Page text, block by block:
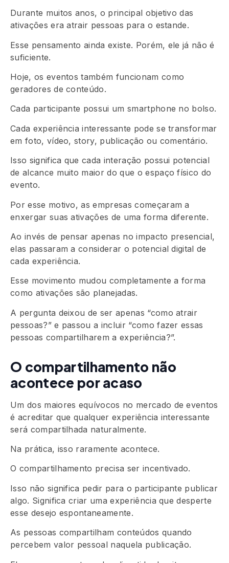
Durante muitos anos, o principal objetivo das
ativações era atrair pessoas para o estande.
Esse pensamento ainda existe. Porém, ele já não é
suficiente.
Hoje, os eventos também funcionam como
geradores de conteúdo.
Cada participante possui um smartphone no bolso.
Cada experiência interessante pode se transformar
em foto, vídeo, story, publicação ou comentário.
Isso significa que cada interação possui potencial
de alcance muito maior do que o espaço físico do
evento.
Por esse motivo, as empresas começaram a
enxergar suas ativações de uma forma diferente.
Ao invés de pensar apenas no impacto presencial,
elas passaram a considerar o potencial digital de
cada experiência.
Esse movimento mudou completamente a forma
como ativações são planejadas.
A pergunta deixou de ser apenas “como atrair
pessoas?” e passou a incluir “como fazer essas
pessoas compartilharem a experiência?”.
O compartilhamento não
acontece por acaso
Um dos maiores equívocos no mercado de eventos
é acreditar que qualquer experiência interessante
será compartilhada naturalmente.
Na prática, isso raramente acontece.
O compartilhamento precisa ser incentivado.
Isso não significa pedir para o participante publicar
algo. Significa criar uma experiência que desperte
esse desejo espontaneamente.
As pessoas compartilham conteúdos quando
percebem valor pessoal naquela publicação.